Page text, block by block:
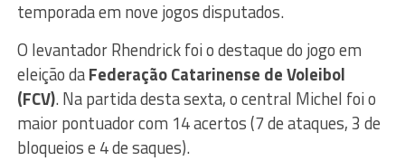
temporada em nove jogos disputados.
O levantador Rhendrick foi o destaque do jogo em
eleição daFederação Catarinense de Voleibol
(FCV). Na partida desta sexta, o central Michel foi o
maior pontuador com 14 acertos (7 de ataques, 3 de
bloqueios e 4 de saques).